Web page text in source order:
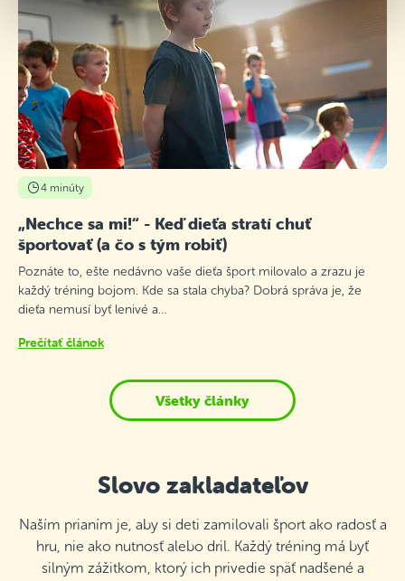
4 minúty
„Nechce sa mi!“ - Keď dieťa stratí chuť
športovať (a čo s tým robiť)
Poznáte to, ešte nedávno vaše dieťa šport milovalo a zrazu je
každý tréning bojom. Kde sa stala chyba? Dobrá správa je, že
dieťa nemusí byť lenivé a…
Prečítať článok
Všetky články
Slovo zakladateľov
Naším prianím je, aby si deti zamilovali šport ako radosť a
hru, nie ako nutnosť alebo dril. Každý tréning má byť
silným zážitkom, ktorý ich privedie späť nadšené a